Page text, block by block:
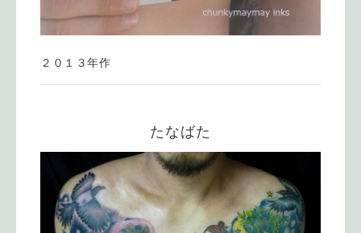
２０１３年作
たなばた